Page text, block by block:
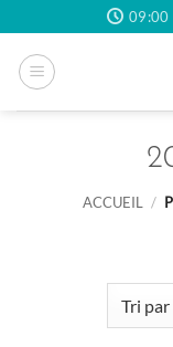
au
contenu
09:00
ACCUEIL /